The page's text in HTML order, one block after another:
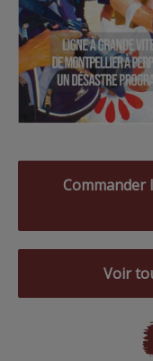
Commander
Voir